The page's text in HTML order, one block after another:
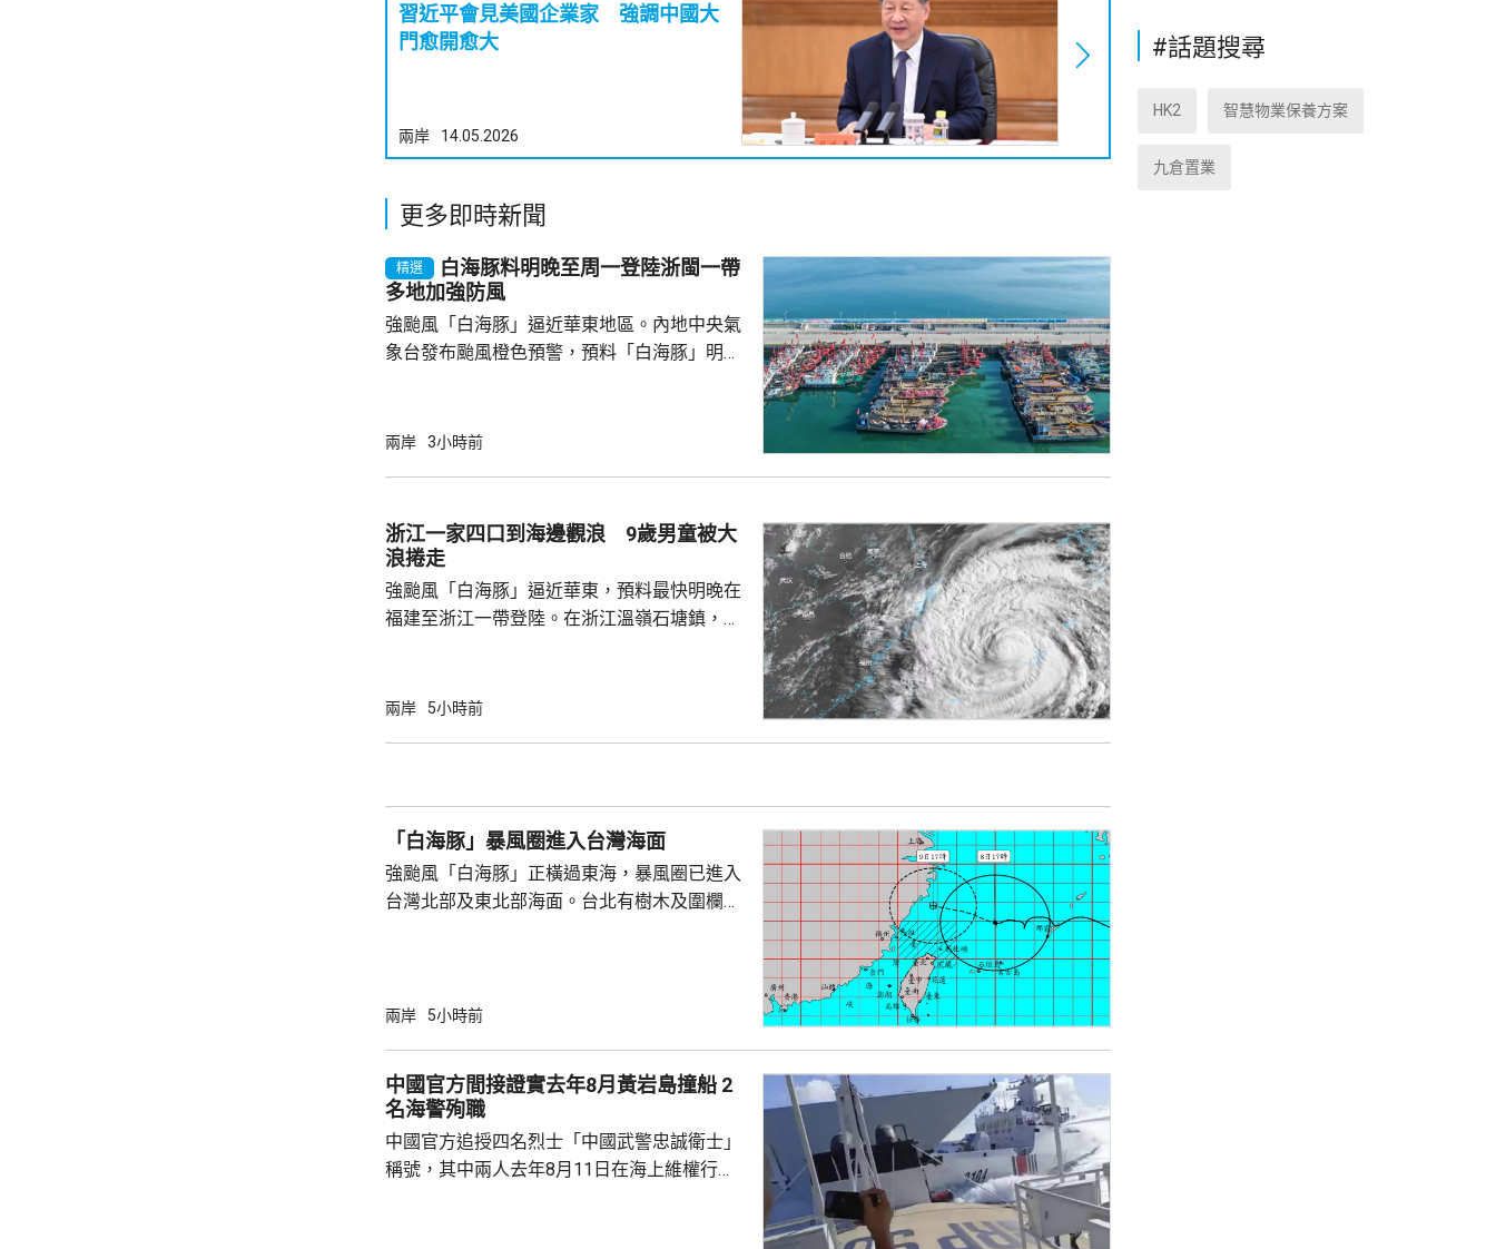
習近平會見美國企業家 強調中國大
門愈開愈大
兩岸 14.05.2026
更多即時新聞
精選
白海豚料明晚至周一登陸浙閩一帶
多地加強防風
強颱風「白海豚」逼近華東地區。內地中央氣
象台發布颱風橙色預警，預料「白海豚」明晚
級，陣風15至17級；浙江、上海、江蘇等地，
區仍有暴雨，部分地區累計雨量可達200至
400毫米，浙江東部局部更將超過600毫米。
上海市氣象台指，「白海豚...
兩岸 3小時前
浙江一家四口到海邊觀浪 9歲男童被大
浪捲走
強颱風「白海豚」逼近華東，預料最快明晚在
福建至浙江一帶登陸。在浙江溫嶺石塘鎮，有
是一家人的兩名成人及兩名小童在海邊觀浪，
兩岸 5小時前
「白海豚」暴風圈進入台灣海面
強颱風「白海豚」正橫過東海，暴風圈已進入
台灣北部及東北部海面。台北有樹木及圍欄倒
的強度將減弱，暴風圈亦有縮小趨勢，但中部
新竹及苗栗山區昨日起至下星期二的總雨量可
達300毫米。連江縣明日停工停課，海空交通
暫停。
兩岸 5小時前
中國官方間接證實去年8月黃岩島撞船 2
名海警殉職
中國官方追授四名烈士「中國武警忠誠衛士」
稱號，其中兩人去年8月11日在海上維權行動
#話題搜尋
HK2 智慧物業保養方案
九倉置業